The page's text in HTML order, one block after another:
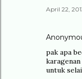
April 22,
pak apa
untuk